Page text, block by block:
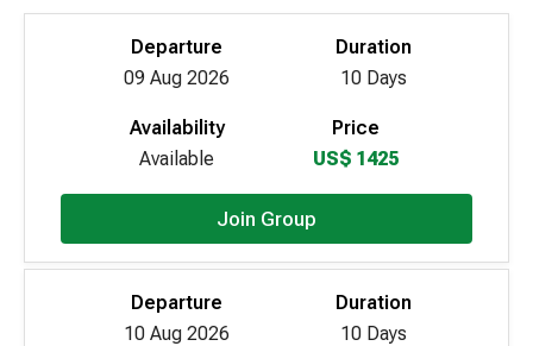
Departure
09 Aug 2026
Duration
10 Days
Availability
Available
Price
US$ 1425
Join Group
Departure
10 Aug 2026
Duration
10 Days